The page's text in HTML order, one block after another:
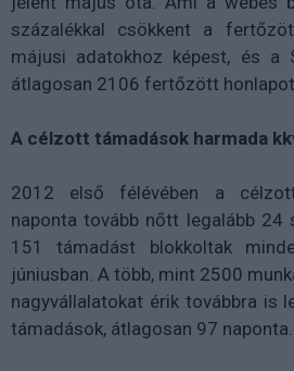
százalékkal csökkent a
májusi adatokhoz képest, és a
átlagosan 2106 fertőzött
A célzott támadások harmada
2012 első félévében a
naponta tovább nőtt legalább 24
151 támadást blokkoltak
júniusban. A több, mint 2500
nagyvállalatokat érik továbbra is
támadások, átlagosan 97 naponta.